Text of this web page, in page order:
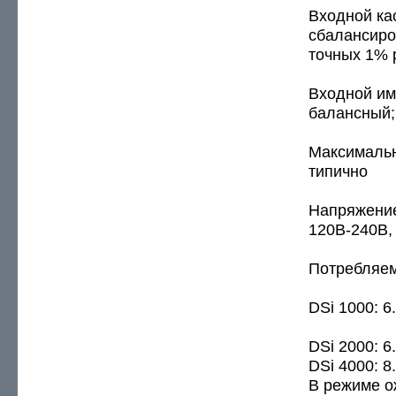
Входной
точных 1%
Входной
типично
120В-240В,
DSi 1000:
DSi 2000:
DSi 4000:
В режиме